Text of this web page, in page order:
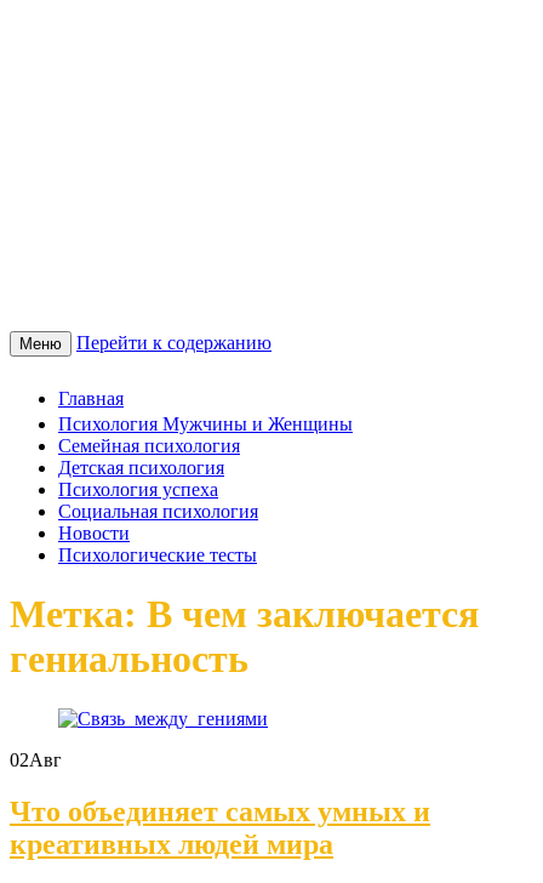
Меню Перейти к содержанию
Главная
Психология Мужчины и Женщины
Семейная психология
Детская психология
Психология успеха
Социальная психология
Новости
Психологические тесты
Метка: В чем заключается
гениальность
02Авг
Что объединяет самых умных и
креативных людей мира